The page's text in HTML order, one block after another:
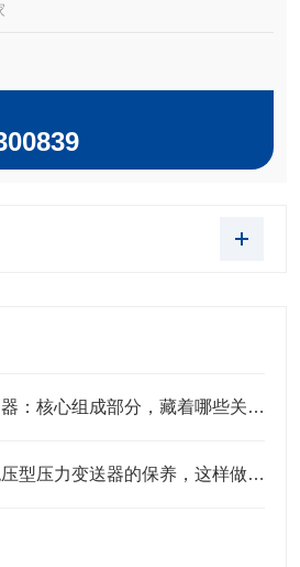
拆解一体化温度变送器：核心组成部分，藏着哪些关键“密码”？
别等故障才着急！绝压型压力变送器的保养，这样做才靠谱